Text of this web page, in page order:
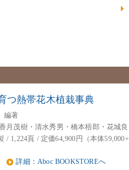
つ熱帯花木植栽事典
編著
月茂樹・清水秀男・橋本梧郎・花城
/ 1,224頁 / 定価64,900円（本体
詳細：Aboc BOOKSTOREへ